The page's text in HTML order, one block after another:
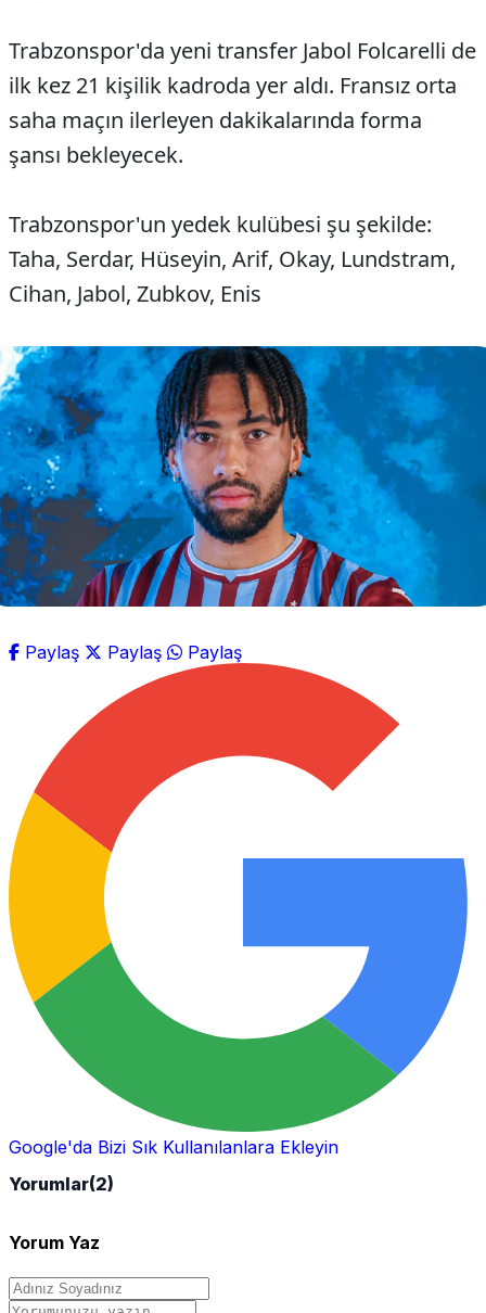
Trabzonspor'da yeni transfer Jabol Folcarelli de
ilk kez 21 kişilik kadroda yer aldı. Fransız orta
saha maçın ilerleyen dakikalarında forma
şansı bekleyecek.
Trabzonspor'un yedek kulübesi şu şekilde:
Taha, Serdar, Hüseyin, Arif, Okay, Lundstram,
Cihan, Jabol, Zubkov, Enis
Paylaş Paylaş Paylaş
Google'da Bizi Sık Kullanılanlara Ekleyin
Yorumlar(2)
Yorum Yaz